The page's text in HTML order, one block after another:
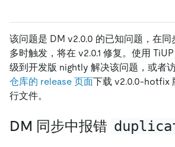
该问题是 DM v2.0.0 的已知问题，在
多时触发，将在 v2.0.1 修复。使用
级到开发版 nightly 解决该问题，或者
仓库的 release 页面下载 v2.0.0-hotfix
行文件。
DM 同步中报错